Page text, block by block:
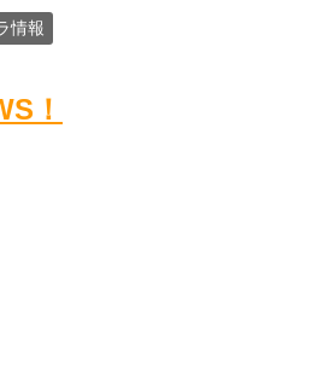
情報
！